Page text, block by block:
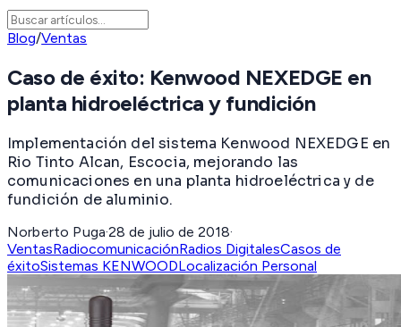
Blog/Ventas
Caso de éxito: Kenwood NEXEDGE en
planta hidroeléctrica y fundición
Implementación del sistema Kenwood NEXEDGE en
Rio Tinto Alcan, Escocia, mejorando las
comunicaciones en una planta hidroeléctrica y de
fundición de aluminio.
Norberto Puga·28 de julio de 2018·
VentasRadiocomunicaciónRadios DigitalesCasos de
éxitoSistemas KENWOODLocalización Personal